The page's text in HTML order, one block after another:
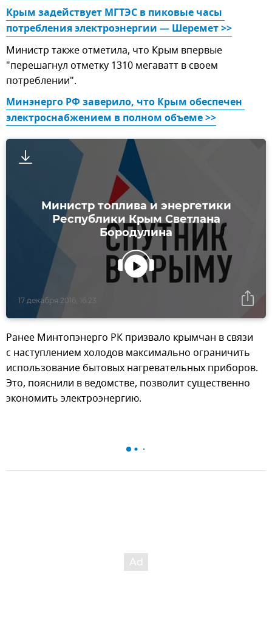
Крым задействует МГТЭС в пиковые часы
потребления электроэнергии — Шеремет >>
Министр также отметила, что Крым впервые
"перешагнул отметку 1310 мегаватт в своем
потреблении".
Минэнерго РФ заверило, что Крым обеспечен
электроснабжением в полном объеме >>
Министр топлива и энергетики
Республики Крым Светлана
Бородулина
17 декабря 2016, 16:23
Ранее Минтопэнерго РК призвало крымчан в связи
с наступлением холодов максимально ограничить
использование бытовых нагревательных приборов.
Это, пояснили в ведомстве, позволит существенно
экономить электроэнергию.